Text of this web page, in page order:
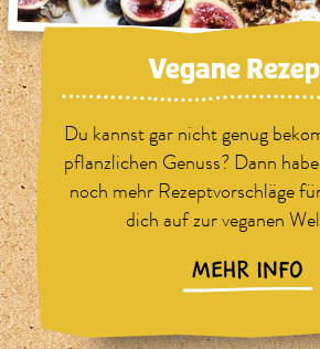
Vegane
Du kannst gar nicht genug
pflanzlichen Genuss? Dann
noch mehr Rezeptvorschläge
dich auf zur veganen
MEHR INFO